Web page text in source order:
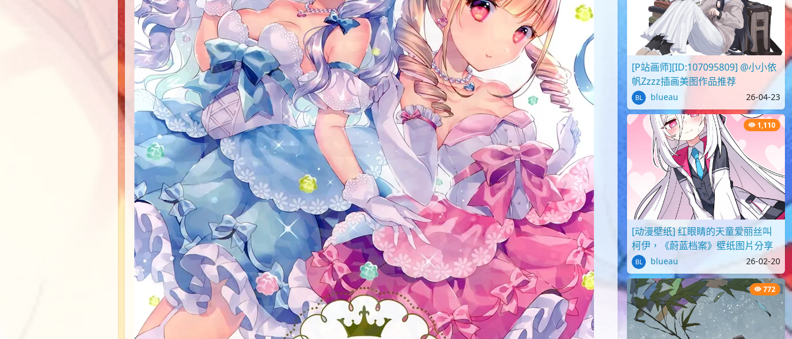
[P站画师][ID:107095809] @小小依
帆Zzzz插画美图作品推荐
blueau 26-04-23
1,110
[动漫壁纸] 红眼睛的天童爱丽丝叫
柯伊，《蔚蓝档案》壁纸图片分享
blueau 26-02-20
772